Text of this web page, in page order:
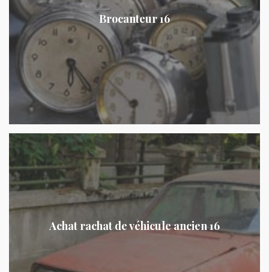
Brocanteur 16
Achat rachat de véhicule ancien 16